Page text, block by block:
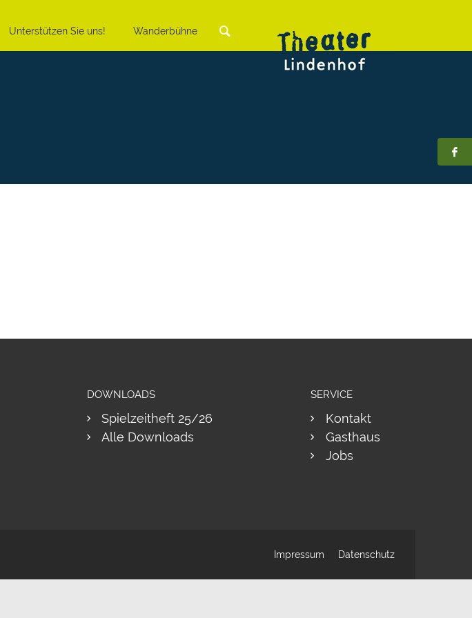
Unterstützen Sie uns! Wanderbühne
DOWNLOADS
Spielzeitheft 25/26
Alle Downloads
SERVICE
Kontakt
Gasthaus
Jobs
Impressum Datenschutz